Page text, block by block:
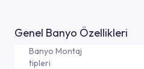
Genel Banyo Özellikleri
Banyo Montaj
tipleri